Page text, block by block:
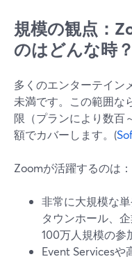
規模の観点：
のはどんな時？
多くのエンターテイン
未満です。この範囲な
限（プランにより数百
額でカバーします。(
Zoomが活躍するのは：
非常に大規模な
タウンホール、
100万人規模の参
Event Servicesや